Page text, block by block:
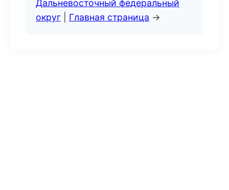
Дальневосточный федеральный
округ
Главная страница →